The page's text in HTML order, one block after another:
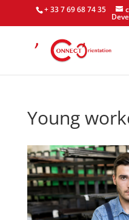
+ 33 7 69 68 74 35
Young